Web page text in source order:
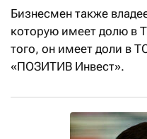
Бизнесмен также
которую имеет долю в
того, он имеет доли в
«ПОЗИТИВ Инвест».